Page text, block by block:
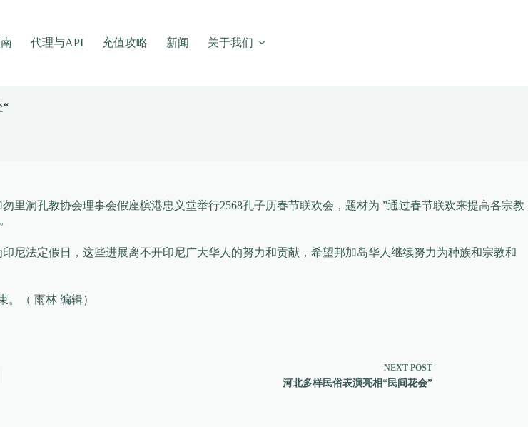
代理与API 充值攻略 新闻 关于我们
“
里洞孔教协会理事会假座槟港忠义堂举行2568孔子历春节联欢会，题材为 ”通过春节联欢来提高各宗教
尼法定假日，这些进展离不开印尼广大华人的努力和贡献，希望邦加岛华人继续努力为种族和宗教和
（ 雨林 编辑）
NEXT POST
河北多样民俗表演亮相“民间花会”